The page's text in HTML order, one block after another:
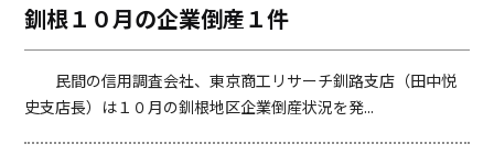
o
o
k
i
n
k
釧根１０月の企業倒産１件
民間の信用調査会社、東京商工リサーチ釧路支店（田中悦
史支店長）は１０月の釧根地区企業倒産状況を発...